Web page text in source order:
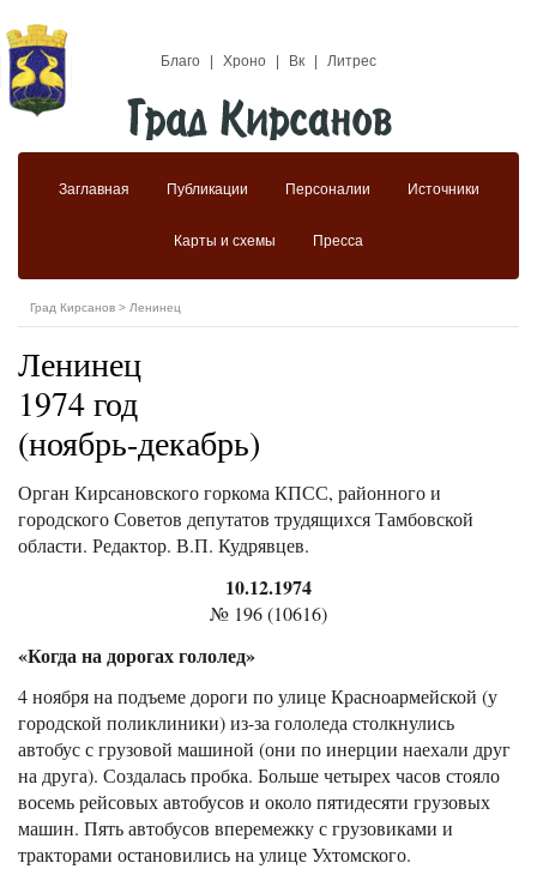
Благо Хроно Вк Литрес
Заглавная Публикации Персоналии Источники
Карты и схемы Пресса
Град Кирсанов > Ленинец
Ленинец
1974 год
(ноябрь-декабрь)
Орган Кирсановского горкома КПСС, районного и
городского Советов депутатов трудящихся Тамбовской
области. Редактор. В.П. Кудрявцев.
10.12.1974
№ 196 (10616)
«Когда на дорогах гололед»
4 ноября на подъеме дороги по улице Красноармейской (у
городской поликлиники) из-за гололеда столкнулись
автобус с грузовой машиной (они по инерции наехали друг
на друга). Создалась пробка. Больше четырех часов стояло
восемь рейсовых автобусов и около пятидесяти грузовых
машин. Пять автобусов вперемежку с грузовиками и
тракторами остановились на улице Ухтомского.